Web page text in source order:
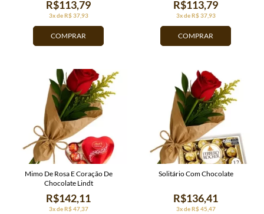
COMPRAR
3x de R$ 37,93
R$113,79
COMPRAR
3x de R$ 37,93
R$113,79
3x de R$ 47,37
R$142,11
Mimo De Rosa E Coração De
Chocolate Lindt
3x de R$ 45,47
R$136,41
Solitário Com Chocolate